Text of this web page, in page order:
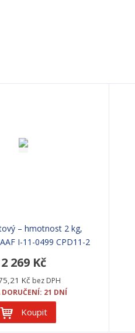
– hmotnost 2 kg,
I-11-0499 CPD11-2
2 269 Kč
Kč bez DPH
DORUČENÍ: 21 DNÍ
Koupit